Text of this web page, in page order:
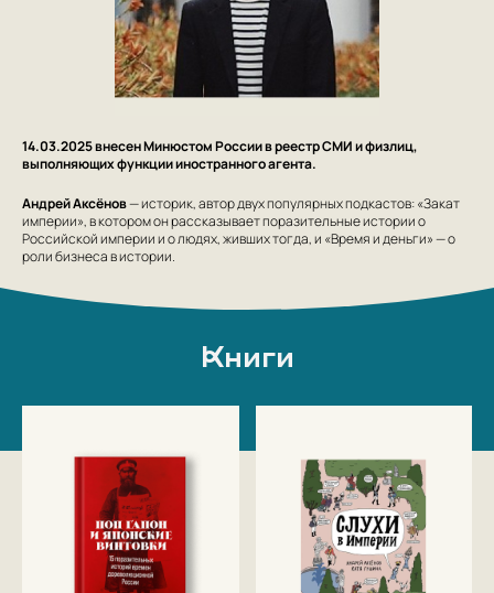
14.03.2025 внесен Минюстом России в реестр СМИ и физлиц,
выполняющих функции иностранного агента.
Андрей Аксёнов— историк, автор двух популярных подкастов: «Закат
империи», в котором он рассказывает поразительные истории о
Российской империи и о людях, живших тогда, и «Время и деньги» — о
роли бизнеса в истории.
Книги